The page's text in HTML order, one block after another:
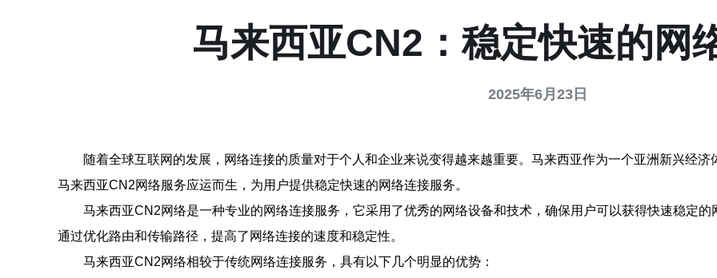
马来西亚CN2：稳定快速的网
2025年6月23日
随着全球互联网的发展，网络连接的质量对于个人和企业来说变得越来越重要。马来西亚作为一个亚洲新兴经
马来西亚CN2网络服务应运而生，为用户提供稳定快速的网络连接服务。
马来西亚CN2网络是一种专业的网络连接服务，它采用了优秀的网络设备和技术，确保用户可以获得快速稳定
通过优化路由和传输路径，提高了网络连接的速度和稳定性。
马来西亚CN2网络相较于传统网络连接服务，具有以下几个明显的优势：